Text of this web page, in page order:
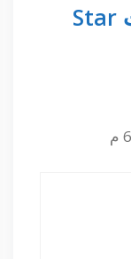
36 رأي حول “ملف قنوات Star